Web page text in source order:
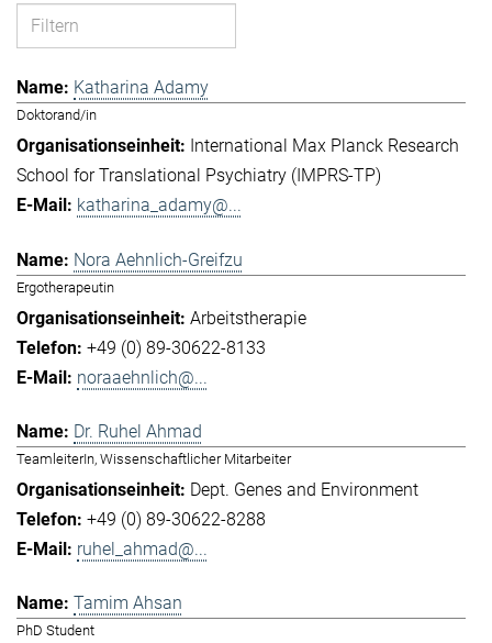
Katharina Adamy
Doktorand/in
International Max Planck Research
School for Translational Psychiatry (IMPRS-TP)
katharina_adamy@...
Nora Aehnlich-Greifzu
Ergotherapeutin
Arbeitstherapie
+49 (0) 89-30622-8133
noraaehnlich@...
Dr. Ruhel Ahmad
TeamleiterIn, Wissenschaftlicher Mitarbeiter
Dept. Genes and Environment
+49 (0) 89-30622-8288
ruhel_ahmad@...
Tamim Ahsan
PhD Student